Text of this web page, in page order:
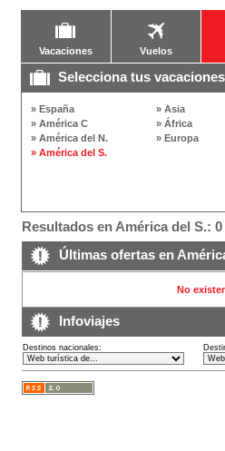
Vacaciones Vuelos
Selecciona tus vacaciones
» España
» América C
» América del N.
» América del S.
» Asia
» África
» Europa
Resultados en América del S.:
Últimas ofertas en
No
Infoviajes
Destinos nacionales: